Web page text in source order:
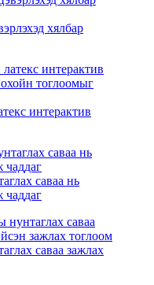
хялбар
интерактив
саваа нь
чаддаг
саваа зажлах